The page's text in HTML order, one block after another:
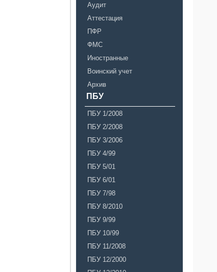
Аудит
Аттестация
ПФР
ФМС
Иностранные
Воинский учет
Архив
ПБУ
ПБУ 1/2008
ПБУ 2/2008
ПБУ 3/2006
ПБУ 4/99
ПБУ 5/01
ПБУ 6/01
ПБУ 7/98
ПБУ 8/2010
ПБУ 9/99
ПБУ 10/99
ПБУ 11/2008
ПБУ 12/2000